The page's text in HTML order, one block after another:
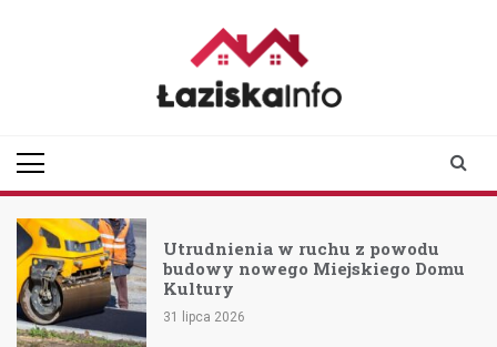
Utrudnienia w ruchu z powodu
budowy nowego Miejskiego Domu
Kultury
31 lipca 2026